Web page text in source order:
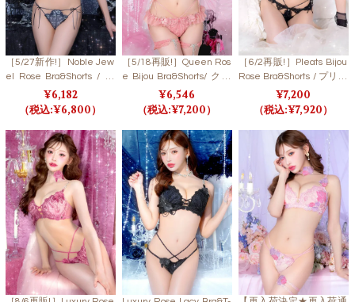
［5/27新作!］Noble Jew
el Rose Bra&Shorts / ノ
ーブルジュエルローズブ
ラ＆ショーツ
6,182
6,800
［5/18再販!］Queen Ros
e Bijou Bra&Shorts/ クイ
ーンローズビジューブラ
＆ショーツ
6,546
7,200
［6/2再販!］Pleats Bijou
Rose Bra&Shorts / プリー
ツビジューローズブラ＆
ショーツ
7,200
7,920